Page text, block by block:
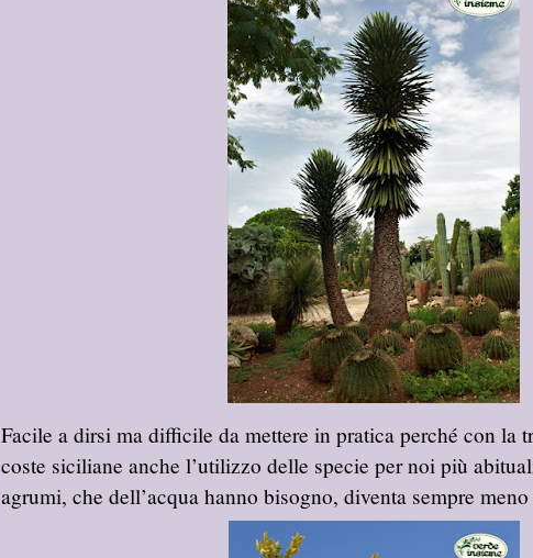
Facile a dirsi ma difficile da mettere in pratica perché con la
coste siciliane anche l’utilizzo delle specie per noi più
agrumi, che dell’acqua hanno bisogno, diventa sempre